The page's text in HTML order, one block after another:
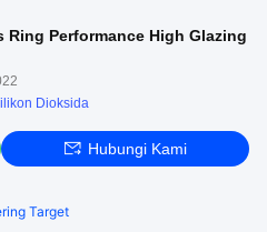
Ring Performance High Glazing
Dioksida
Hubungi Kami
Target